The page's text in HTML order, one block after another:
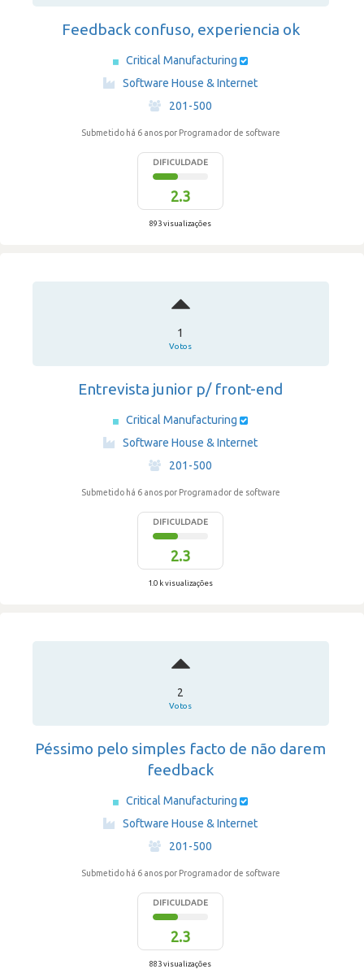
Feedback confuso, experiencia ok
Critical Manufacturing
Software House & Internet
·
201-500
Submetido há 6 anos por Programador de software
DIFICULDADE
2.3
893 visualizações
1
Votos
Entrevista junior p/ front-end
Critical Manufacturing
Software House & Internet
·
201-500
Submetido há 6 anos por Programador de software
DIFICULDADE
2.3
1.0 k visualizações
2
Votos
Péssimo pelo simples facto de não darem
feedback
Critical Manufacturing
Software House & Internet
·
201-500
Submetido há 6 anos por Programador de software
DIFICULDADE
2.3
883 visualizações